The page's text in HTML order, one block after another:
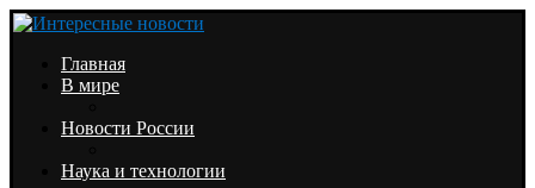
Главная
В мире
Новости России
Наука и технологии